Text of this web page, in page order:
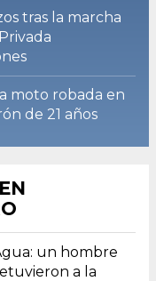
tras la marcha
moto robada en
de 21 años
un hombre
a la